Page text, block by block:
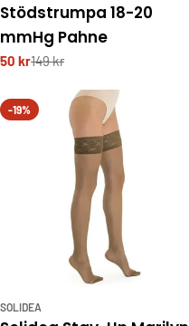
Stödstrumpa 18-20
mmHg Pahne
50 kr149 kr
-19%
SOLIDEA